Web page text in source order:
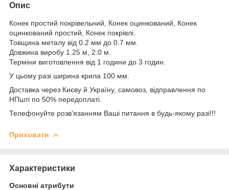
Опис
Конек простий покрівельний, Конек оцинкований, Конек
оцинкований простий, Конек покрівлі.
Товщина металу від 0.2 мм до 0.7 мм.
Довжина виробу 1.25 м, 2.0 м.
Терміни виготовлення від 1 години до 3 годин.
У цьому разі ширина крила 100 мм.
Доставка через Києву й Україну, самовоз, відправлення по
НПшті по 50% передоплаті.
Телефонуйте розв'язанням Ваші питання в будь-якому разі!!!
Приховати
Характеристики
Основні атрибути